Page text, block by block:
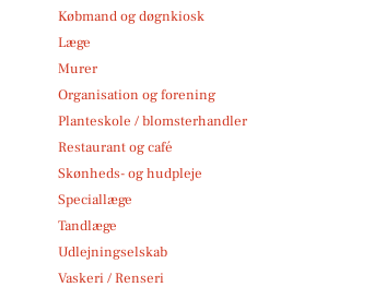
Købmand og døgnkiosk
Læge
Murer
Organisation og forening
Planteskole / blomsterhandler
Restaurant og café
Skønheds- og hudpleje
Speciallæge
Tandlæge
Udlejningselskab
Vaskeri / Renseri